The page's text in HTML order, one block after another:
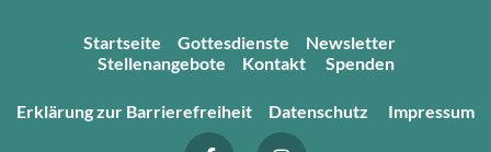
Startseite Gottesdienste
Newsletter
Stellenangebote
Kontakt Spenden
Erklärung zur Barrierefreiheit Datenschutz Impressum